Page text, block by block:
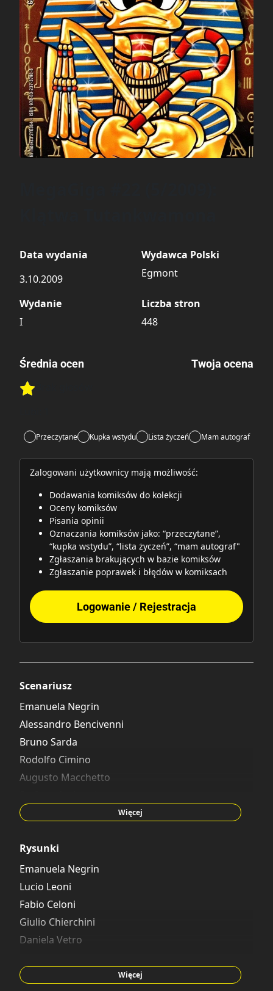
Data wydania
3.10.2009
Wydawca Polski
Egmont
Wydanie
I
Liczba stron
448
Średnia ocen
Rate this item:
Twoja ocena
Przeczytane Kupka wstydu Lista życzeń Mam autograf
Zalogowani użytkownicy mają możliwość:
Dodawania komiksów do kolekcji
Oceny komiksów
Pisania opinii
Oznaczania komiksów jako: “przeczytane”,
“kupka wstydu”, “lista życzeń”, “mam autograf"
Zgłaszania brakujących w bazie komiksów
Zgłaszanie poprawek i błędów w komiksach
Logowanie / Rejestracja
Scenariusz
Emanuela Negrin
Alessandro Bencivenni
Bruno Sarda
Rodolfo Cimino
Augusto Macchetto
Dave Rawson
Massimiliano Valentini
Giorgio Pezzin
Enrico Faccini
Bruno Concina
Stefano Enna
Więcej
Rysunki
Emanuela Negrin
Lucio Leoni
Fabio Celoni
Giulio Chierchini
Daniela Vetro
Antoni Bancells PujadasWięcej